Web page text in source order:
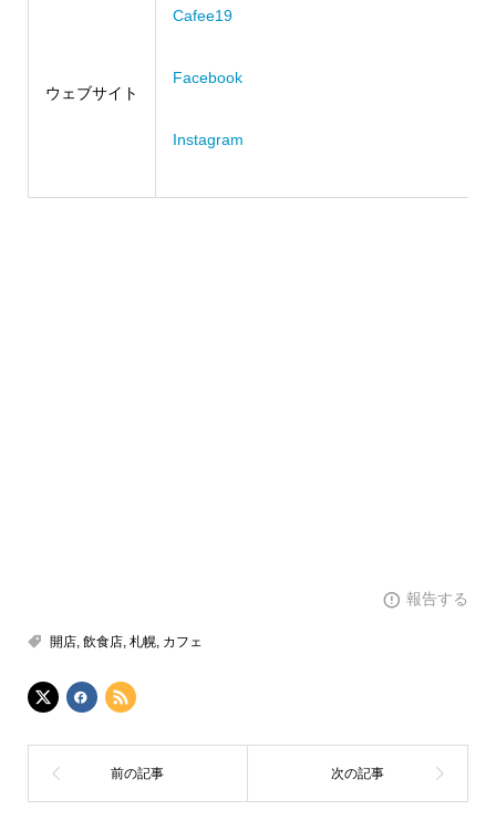
ウェブサイト
Cafee19
Facebook
Instagram
報告する
開店, 飲食店, 札幌, カフェ